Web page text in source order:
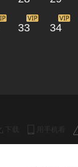
33 34